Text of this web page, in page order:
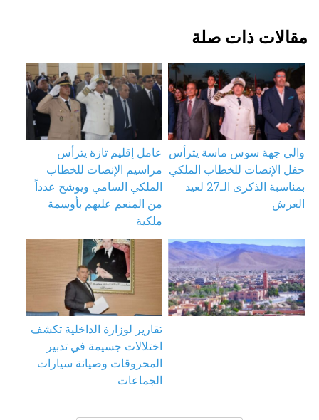
مقالات ذات صلة
والي جهة سوس ماسة يترأس
حفل الإنصات للخطاب الملكي
بمناسبة الذكرى الـ27 لعيد
العرش
عامل إقليم تازة يترأس
مراسيم الإنصات للخطاب
الملكي السامي ويوشح عدداً
من المنعم عليهم بأوسمة
ملكية
تقارير لوزارة الداخلية تكشف
اختلالات جسيمة في تدبير
المحروقات وصيانة سيارات
الجماعات